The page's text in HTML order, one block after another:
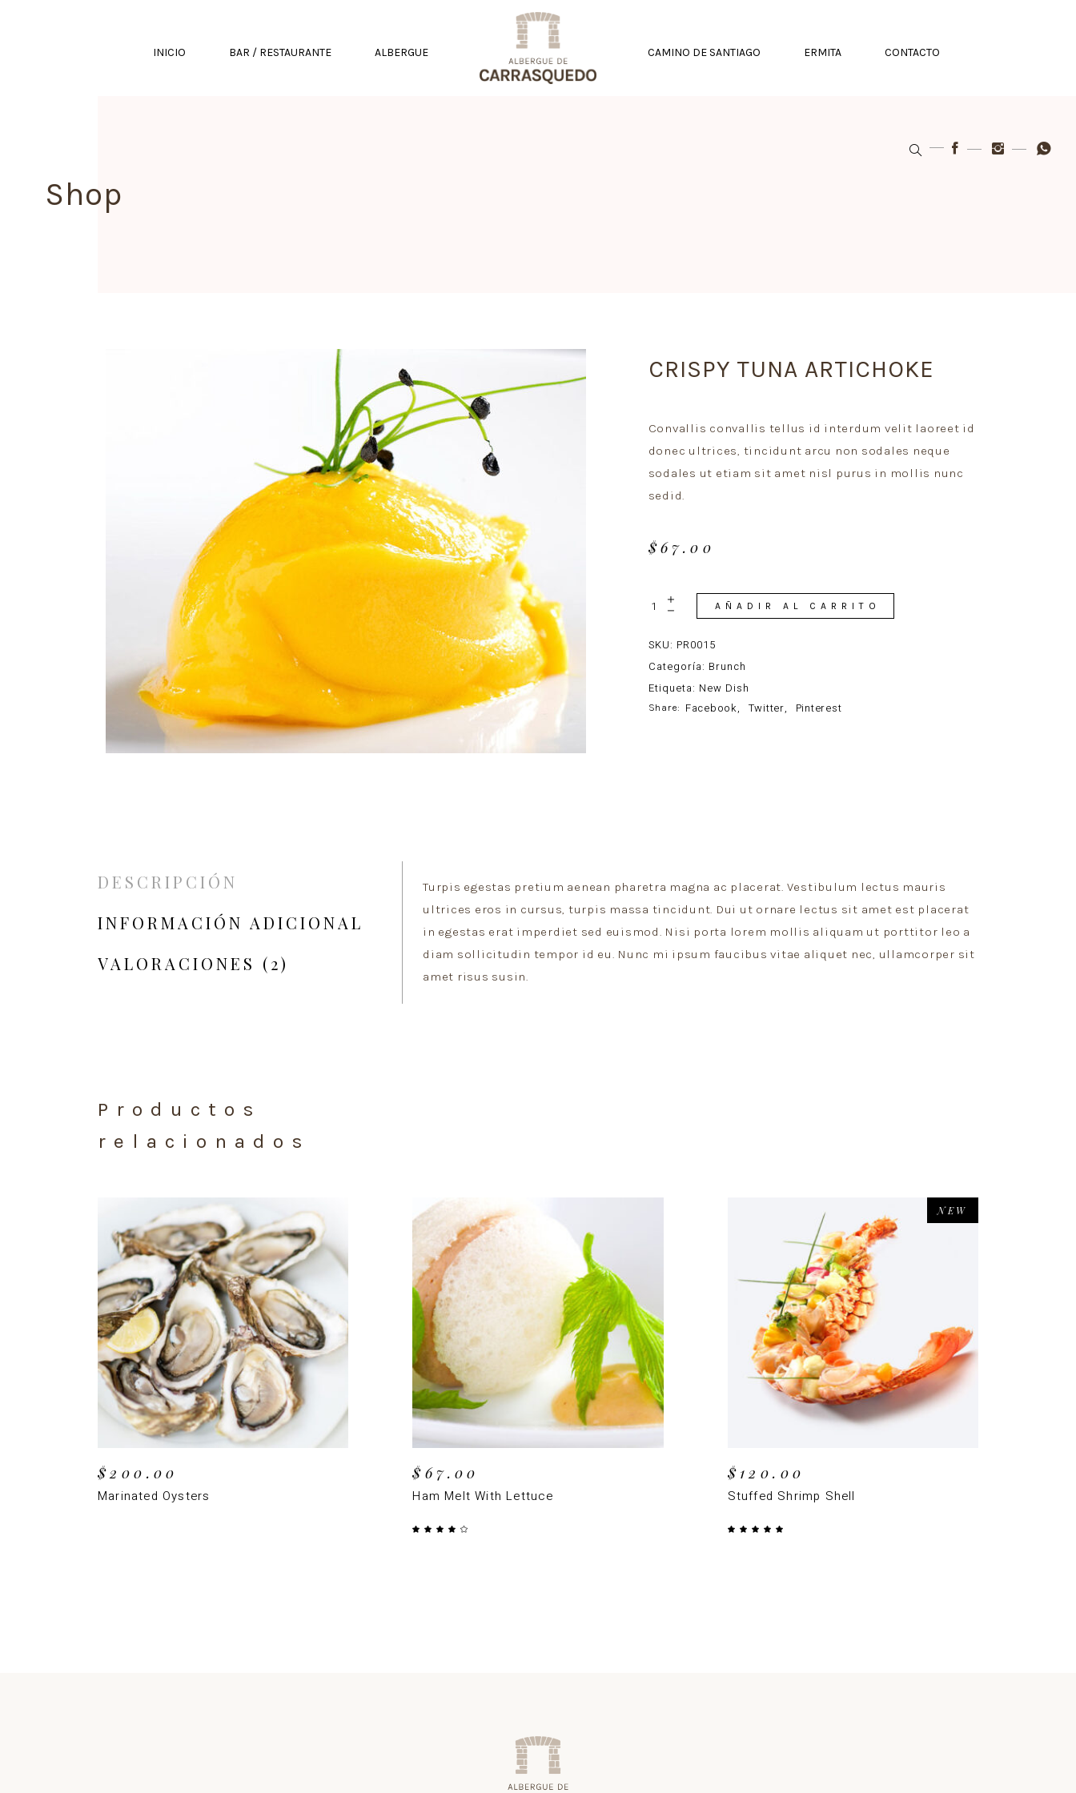
INICIO BAR / RESTAURANTE ALBERGUE CAMINO DE SANTIAGO ERMITA CONTACTO
Shop
CRISPY TUNA ARTICHOKE
Convallis convallis tellus id interdum velit laoreet id
donec ultrices, tincidunt arcu non sodales neque
sodales ut etiam sit amet nisl purus in mollis nunc
sedid.
$67.00
Crispy
Tuna
Artichoke
AÑADIR AL CARRITO
SKU: PR0015
Categoría: Brunch
Etiqueta: New Dish
Share: Facebook Twitter Pinterest
DESCRIPCIÓN
INFORMACIÓN ADICIONAL
VALORACIONES (2)
Turpis egestas pretium aenean pharetra magna ac placerat. Vestibulum lectus mauris
ultrices eros in cursus, turpis massa tincidunt. Dui ut ornare lectus sit amet est placerat
in egestas erat imperdiet sed euismod. Nisi porta lorem mollis aliquam ut porttitor leo a
diam sollicitudin tempor id eu. Nunc mi ipsum faucibus vitae aliquet nec, ullamcorper sit
amet risus susin.
Productos
relacionados
AÑADIR AL CARRITO
$200.00
Marinated Oysters
AÑADIR AL CARRITO
$ 67.00
Ham Melt With Lettuce
NEW
AÑADIR AL CARRITO
$ 120.00
Stuffed Shrimp Shell